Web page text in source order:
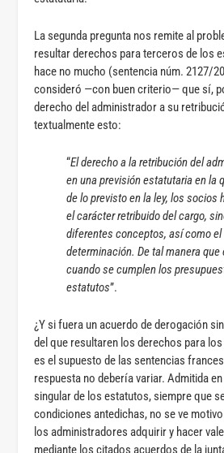
La segunda pregunta nos remite al
resultar derechos para terceros de los
hace no mucho (sentencia núm. 2127/
consideró —con buen criterio— que sí,
derecho del administrador a su
textualmente esto:
“El derecho a la retribución del
en una previsión estatutaria en la
de lo previsto en la ley, los socios
el carácter retribuido del cargo,
diferentes conceptos, así como
determinación. De tal manera que
cuando se cumplen los
estatutos”.
¿Y si fuera un acuerdo de derogación
del que resultaren los derechos para
es el supuesto de las sentencias
respuesta no debería variar. Admitida
singular de los estatutos, siempre que
condiciones antedichas, no se ve
los administradores adquirir y hacer
mediante los citados acuerdos de la